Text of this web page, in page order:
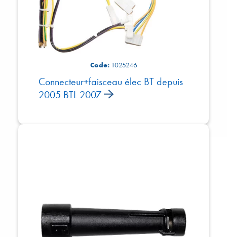
Code:1025246
Connecteur+faisceau élec BT depuis
2005 BTL 2007